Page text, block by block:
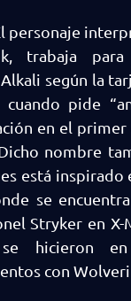
personaje
trabaja para
según la
cuando pide
en el
nombre
está inspirado
se
Stryker en
hicieron
con